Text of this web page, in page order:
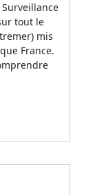
tout le
mis
France.